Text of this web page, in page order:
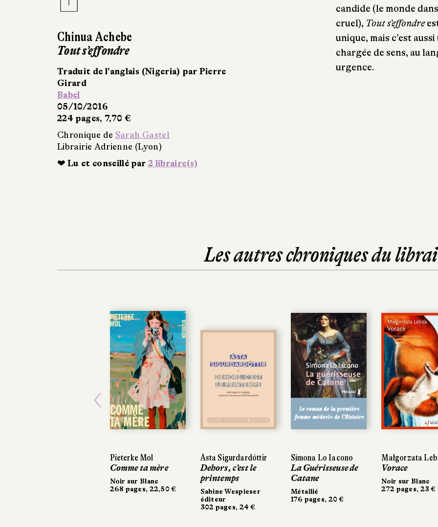
Chinua Achebe
Tout s’effondre
Traduit de l’anglais (Nigeria) par Pierre
Girard
Babel
05/10/2016
224 pages, 7,70 €
Chronique de Sarah Gastel
Librairie Adrienne (Lyon)
❤ Lu et conseillé par 2 libraire(s)
candide (le monde
cruel), Tout s’effondre
unique, mais c’est
chargée de sens, au
urgence.
Les autres chroniques du
Pieterke Mol
Comme ta mère
Noir sur Blanc
268 pages, 22,50 €
Ásta Sigurdardóttir
Dehors, c’est le
printemps
Sabine Wespieser
éditeur
302 pages, 24 €
Simona Lo Iacono
La Guérisseuse de
Catane
Métailié
176 pages, 20 €
Małgorzata
Vorace
Noir sur Blanc
272 pages, 23 €
Ásta Sigurdardóttir
Dehors, c’est le
printemps
Sabine Wespieser
éditeur
302 pages, 24 €
Simona Lo Iacono
La Guérisseuse de
Catane
Métailié
176 pages, 20 €
Małgorzata
Vorace
Noir sur Blanc
272 pages, 23 €
Previous